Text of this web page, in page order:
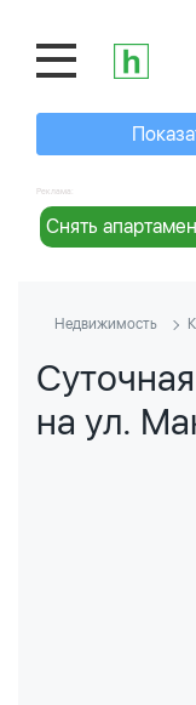
Реклама:
Снять
Недвижимость
на ул.